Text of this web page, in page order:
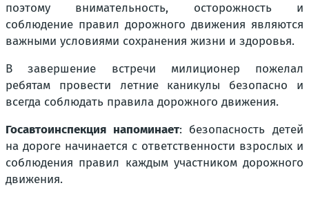
поэтому внимательность, осторожность и
соблюдение правил дорожного движения являются
важными условиями сохранения жизни и здоровья.
В завершение встречи милиционер пожелал
ребятам провести летние каникулы безопасно и
всегда соблюдать правила дорожного движения.
Госавтоинспекция напоминает: безопасность детей
на дороге начинается с ответственности взрослых и
соблюдения правил каждым участником дорожного
движения.